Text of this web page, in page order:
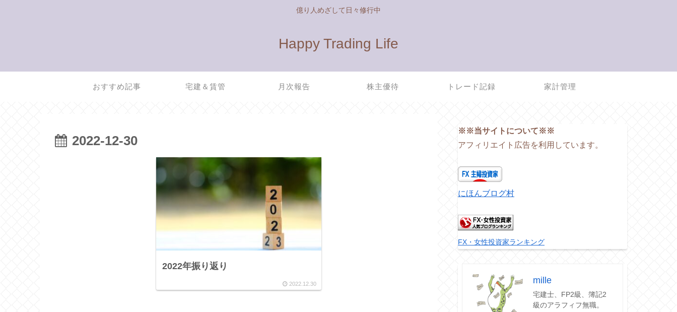
億り人めざして日々修行中
Happy Trading Life
おすすめ記事 宅建＆賃管 月次報告 株主優待 トレード記録 家計管理
2022-12-30
2022年振り返り
2022.12.30
※※当サイトについて※※
アフィリエイト広告を利用しています。
にほんブログ村
FX・女性投資家ランキング
mille
宅建士、FP2級、簿記2
級のアラフィフ無職。